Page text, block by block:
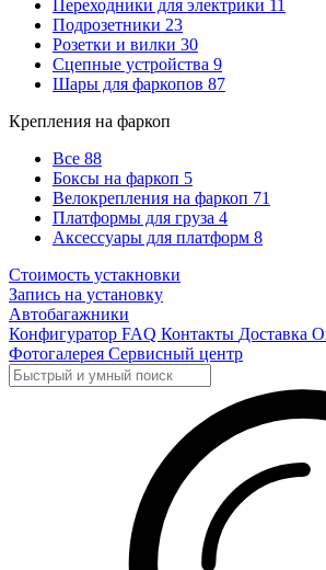
Переходники для электрики 11
Подрозетники 23
Розетки и вилки 30
Сцепные устройства 9
Шары для фаркопов 87
Крепления на фаркоп
Все 88
Боксы на фаркоп 5
Велокрепления на фаркоп 71
Платформы для груза 4
Аксессуары для платформ 8
Стоимость устакновки
Запись на установку
Автобагажники
Конфигуратор FAQ Контакты Доставка
Фотогалерея Сервисный центр